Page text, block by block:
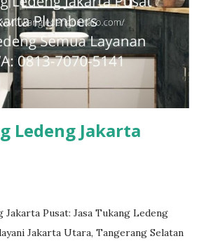
ledeng yang berpengalaman, kami
solusi untuk masalah apa pun, mulai
besar. Keunggulan kami. Respon
dengan cepat dan efisien.
berpengalaman sehingga pekerjaan
Ledeng Jakarta
Jakarta Pusat: Jasa Tukang Ledeng
Jakarta Utara, Tangerang Selatan